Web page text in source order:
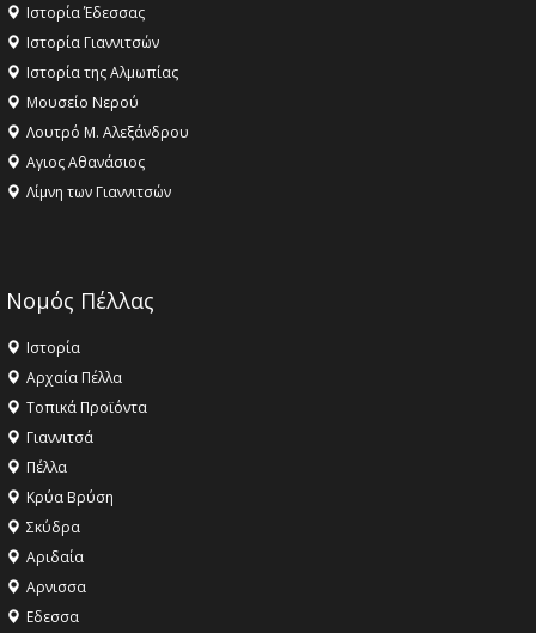
Ιστορία Έδεσσας
Ιστορία Γιαννιτσών
Ιστορία της Αλμωπίας
Μουσείο Νερού
Λουτρό Μ. Αλεξάνδρου
Αγιος Αθανάσιος
Λίμνη των Γιαννιτσών
Νομός Πέλλας
Ιστορία
Αρχαία Πέλλα
Τοπικά Προϊόντα
Γιαννιτσά
Πέλλα
Κρύα Βρύση
Σκύδρα
Αριδαία
Aρνισσα
Eδεσσα